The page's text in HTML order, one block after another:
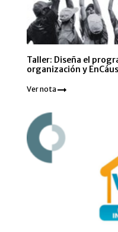
Taller: Diseña el
organización y
Ver nota